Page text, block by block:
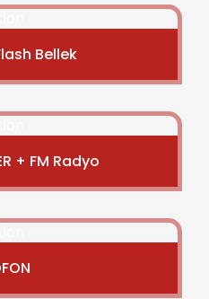
Bellek
+ FM Radyo